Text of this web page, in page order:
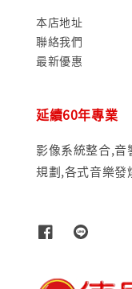
本店地址
聯絡我們
最新優惠
延續60年專業
影像系統整合,音
規劃,各式音樂發